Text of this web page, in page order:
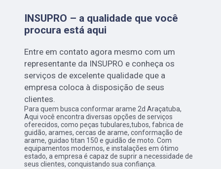
INSUPRO – a qualidade que você
procura está aqui
Entre em contato agora mesmo com um
representante da INSUPRO e conheça os
serviços de excelente qualidade que a
empresa coloca à disposição de seus
clientes.
Para quem busca conformar arame 2d Araçatuba,
Aqui você encontra diversas opções de serviços
oferecidos, como peças tubulares,tubos, fabrica de
guidão, arames, cercas de arame, conformação de
arame, guidao titan 150 e guidão de moto. Com
equipamentos modernos, e instalações em ótimo
estado, a empresa é capaz de suprir a necessidade de
seus clientes, conquistando sua confiança.